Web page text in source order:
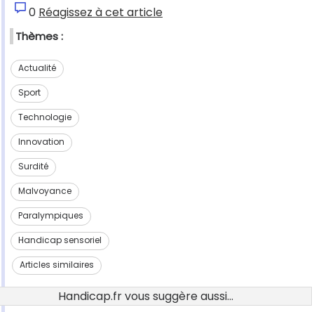
0 Réagissez à cet article
Thèmes :
Actualité
Sport
Technologie
Innovation
Surdité
Malvoyance
Paralympiques
Handicap sensoriel
Articles similaires
Handicap.fr vous suggère aussi...